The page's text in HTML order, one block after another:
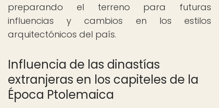
preparando el terreno para futuras
influencias y cambios en los estilos
arquitectónicos del país.
Influencia de las dinastías
extranjeras en los capiteles de la
Época Ptolemaica